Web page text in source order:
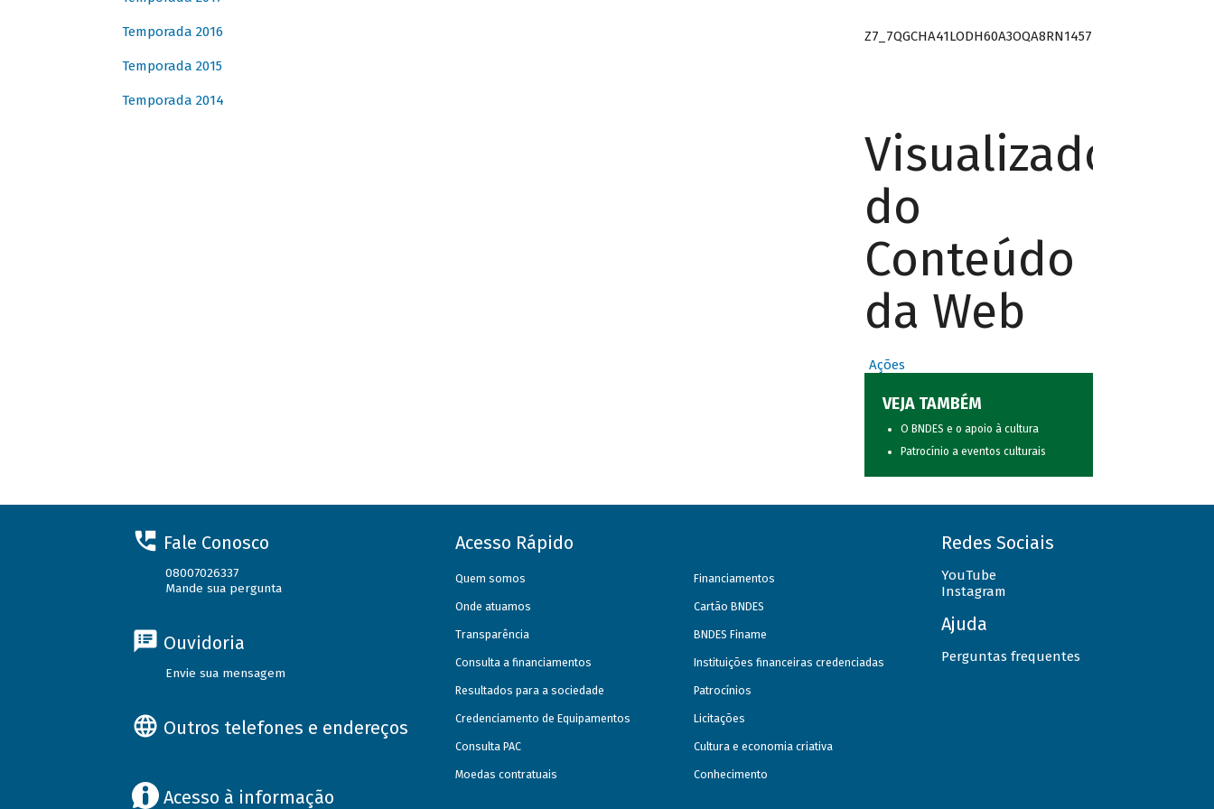
Temporada 2016
Temporada 2015
Temporada 2014
Z7_7QGCHA41LODH60A3OQA8RN1457
Visualizador
do
Conteúdo
da Web
Ações
VEJA TAMBÉM
O BNDES e o apoio à cultura
Patrocínio a eventos culturais
Fale Conosco
08007026337
Mande sua pergunta
Ouvidoria
Envie sua mensagem
Outros telefones e endereços
Acesso à informação
Acesso Rápido
Quem somos
Onde atuamos
Transparência
Consulta a financiamentos
Resultados para a sociedade
Credenciamento de Equipamentos
Consulta PAC
Moedas contratuais
Financiamentos
Cartão BNDES
BNDES Finame
Instituições financeiras credenciadas
Patrocínios
Licitações
Cultura e economia criativa
Conhecimento
Redes Sociais
YouTube
Instagram
Ajuda
Perguntas frequentes